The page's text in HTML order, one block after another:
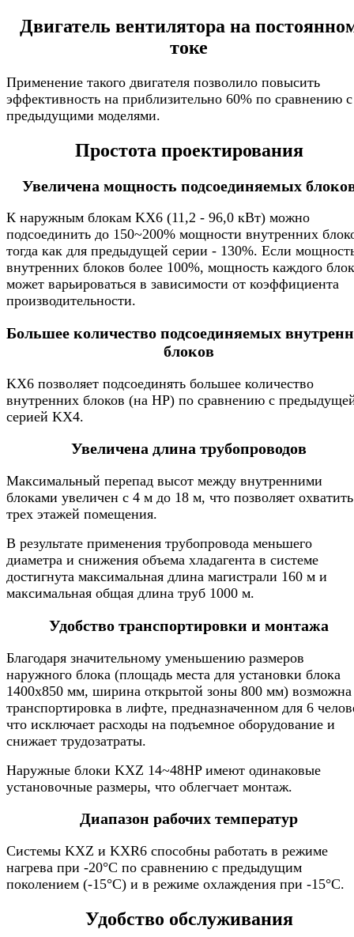
Двигатель вентилятора на
токе
Применение такого двигателя позволило повысить
эффективность на приблизительно 60% по сравнению с
предыдущими моделями.
Простота проектирования
Увеличена мощность подсоединяемых
К наружным блокам KX6 (11,2 - 96,0 кВт) можно
подсоединить до 150~200% мощности внутренних
тогда как для предыдущей серии - 130%. Если
внутренних блоков более 100%, мощность каждого
может варьироваться в зависимости от коэффициента
производительности.
Большее количество подсоединяемых
блоков
KX6 позволяет подсоединять большее количество
внутренних блоков (на НР) по сравнению с
серией KX4.
Увеличена длина трубопроводов
Максимальный перепад высот между внутренними
блоками увеличен с 4 м до 18 м, что позволяет
трех этажей помещения.
В результате применения трубопровода меньшего
диаметра и снижения объема хладагента в системе
достигнута максимальная длина магистрали 160 м и
максимальная общая длина труб 1000 м.
Удобство транспортировки и монтажа
Благодаря значительному уменьшению размеров
наружного блока (площадь места для установки блока
1400x850 мм, ширина открытой зоны 800 мм) возможна
транспортировка в лифте, предназначенном для 6
что исключает расходы на подъемное оборудование и
снижает трудозатраты.
Наружные блоки KXZ 14~48HP имеют одинаковые
установочные размеры, что облегчает монтаж.
Диапазон рабочих температур
Системы KXZ и KXR6 способны работать в режиме
нагрева при -20°С по сравнению с предыдущим
поколением (-15°С) и в режиме охлаждения при -15°С.
Удобство обслуживания